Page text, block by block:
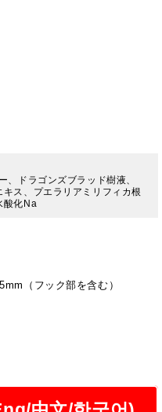
、ドラゴンズブラッド樹液、
ス、プエラリアミリフィカ根
酸化Na
（フック部を含む）